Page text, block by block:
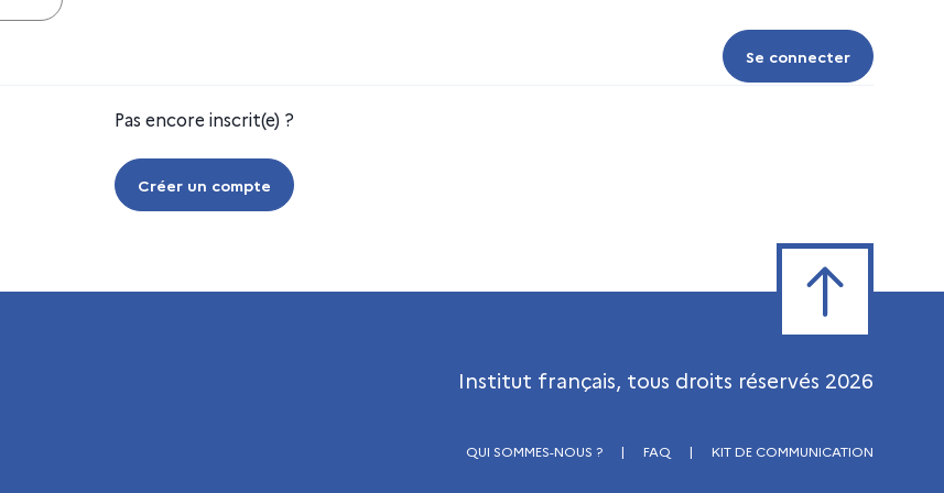
Se connecter
Se connecter
Pas encore inscrit(e) ?
Créer un compte
Institut français, tous droits réservés 2026
QUI SOMMES-NOUS ? | FAQ | KIT DE COMMUNICATION